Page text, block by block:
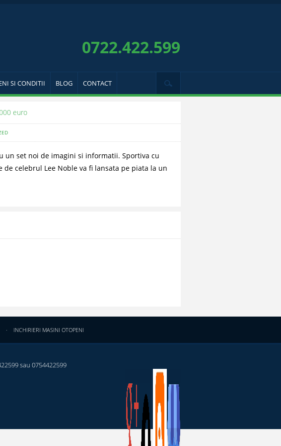
0722.422.599
SI CONDITII BLOG CONTACT
euro
un set noi de imagini si informatii. Sportiva cu
celebrul Lee Noble va fi lansata pe piata la un
INCHIRIERI MASINI OTOPENI
sau 0754422599